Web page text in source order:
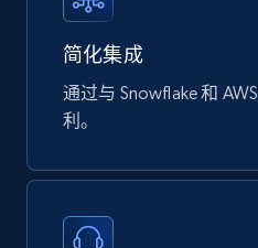
eCommerce
822+ 80+
Product url, Category url,
简化集成
通过与 Snowflake 和
利。